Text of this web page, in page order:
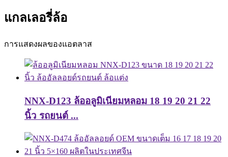
แกลเลอรี่ล้อ
การแสดงผลของแอตลาส
NNX-D123 ล้ออลูมิเนียมหลอม 18 19 20 21 22
นิ้ว รถยนต์ ...